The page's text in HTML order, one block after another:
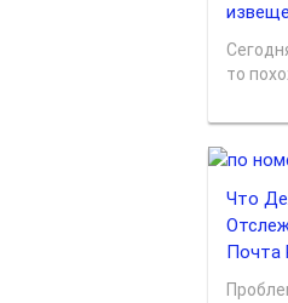
то
Что
Почта